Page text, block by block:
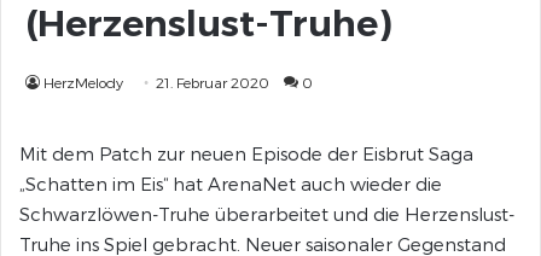
(Herzenslust-Truhe)
HerzMelody 21. Februar 2020 0
Mit dem Patch zur neuen Episode der Eisbrut Saga
„Schatten im Eis“ hat ArenaNet auch wieder die
Schwarzlöwen-Truhe überarbeitet und die Herzenslust-
Truhe ins Spiel gebracht. Neuer saisonaler Gegenstand